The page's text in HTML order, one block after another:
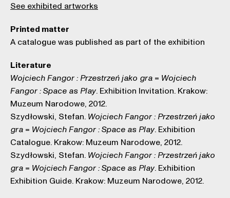
See exhibited artworks
Printed matter
A catalogue was published as part of the exhibition
Literature
Wojciech Fangor : Przestrzeń jako gra = Wojciech
Fangor : Space as Play. Exhibition Invitation. Krakow:
Muzeum Narodowe, 2012.
Szydłowski, Stefan. Wojciech Fangor : Przestrzeń jako
gra = Wojciech Fangor : Space as Play. Exhibition
Catalogue. Krakow: Muzeum Narodowe, 2012.
Szydłowski, Stefan. Wojciech Fangor : Przestrzeń jako
gra = Wojciech Fangor : Space as Play. Exhibition
Exhibition Guide. Krakow: Muzeum Narodowe, 2012.